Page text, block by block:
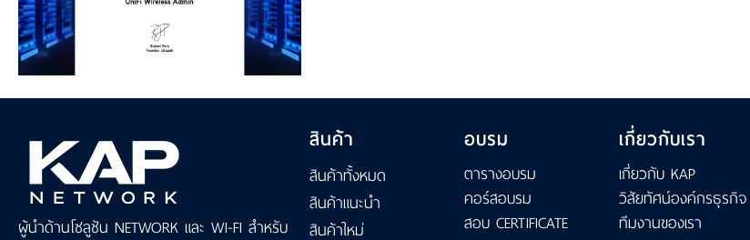
ผู้นำด้านโซลูชัน NETWORK และ WI-FI สำหรับ
สินค้า
สินค้าทั้งหมด
สินค้าแนะนำ
สินค้าใหม่
อบรม
ตารางอบรม
คอร์สอบรม
สอบ CERTIFICATE
เกี่ยวกับเรา
เกี่ยวกับ KAP
วิสัยทัศน์องค์กรธุรกิจ
ทีมงานของเรา